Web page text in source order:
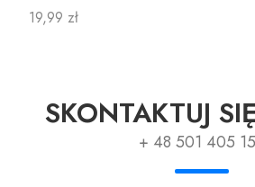
Cena
19,99 zł
SKONTAKTUJ
+ 48 501 405